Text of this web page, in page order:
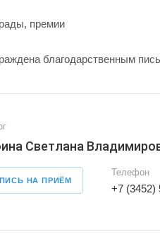
премии
благодарственным
Светлана
НА ПРИЁМ
Телефон
+7 (3452)